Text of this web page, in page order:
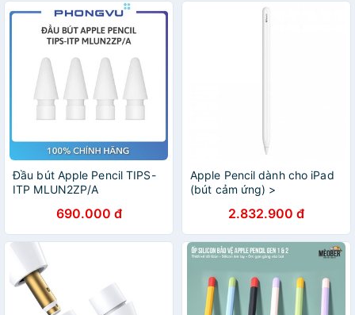
Đầu bút Apple Pencil TIPS-
ITP MLUN2ZP/A
690.000 đ
Apple Pencil dành cho iPad
(bút cảm ứng) >
2.832.900 đ